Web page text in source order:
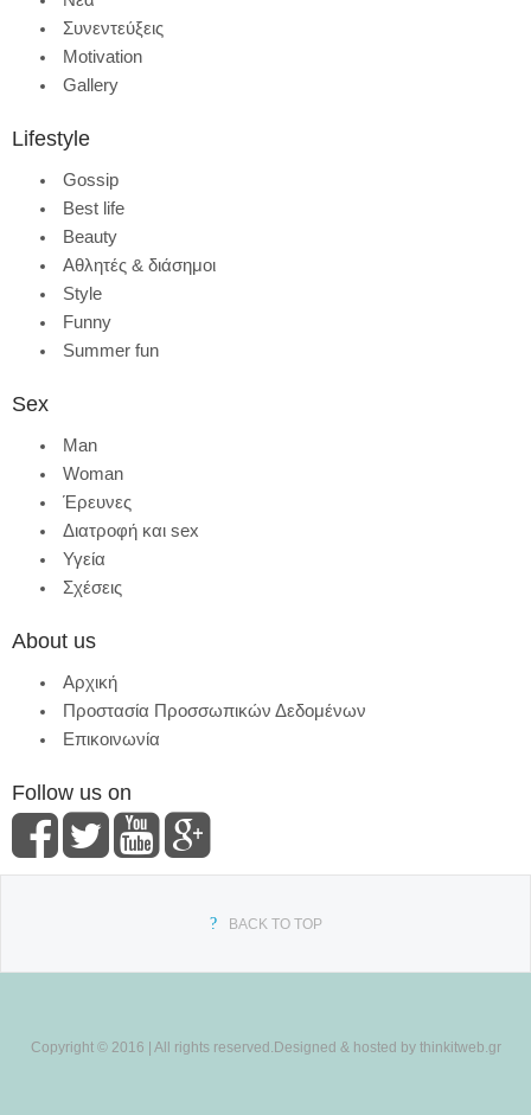
Συνεντεύξεις
Motivation
Gallery
Lifestyle
Gossip
Best life
Beauty
Αθλητές & διάσημοι
Style
Funny
Summer fun
Sex
Man
Woman
Έρευνες
Διατροφή και sex
Υγεία
Σχέσεις
About us
Αρχική
Προστασία Προσσωπικών Δεδομένων
Επικοινωνία
Follow us on
BACK TO TOP
Copyright © 2016 | All rights reserved.Designed & hosted by thinkitweb.gr